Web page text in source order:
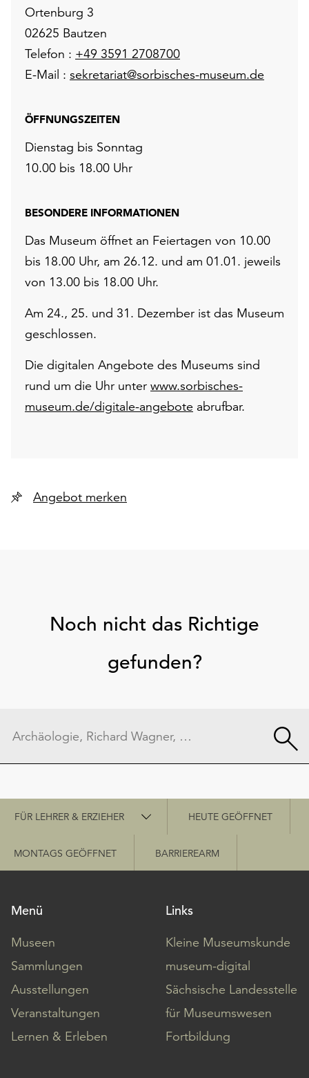
Ortenburg 3
02625 Bautzen
Telefon : +49 3591 2708700
E-Mail : sekretariat@sorbisches-museum.de
ÖFFNUNGSZEITEN
Dienstag bis Sonntag
10.00 bis 18.00 Uhr
BESONDERE INFORMATIONEN
Das Museum öffnet an Feiertagen von 10.00
bis 18.00 Uhr, am 26.12. und am 01.01. jeweils
von 13.00 bis 18.00 Uhr.
Am 24., 25. und 31. Dezember ist das Museum
geschlossen.
Die digitalen Angebote des Museums sind
rund um die Uhr unter www.sorbisches-
museum.de/digitale-angebote abrufbar.
Angebot merken
Noch nicht das Richtige
gefunden?
Schnellzugriff
FÜR LEHRER & ERZIEHER HEUTE GEÖFFNET
MONTAGS GEÖFFNET BARRIEREARM
Menü
Museen
Sammlungen
Ausstellungen
Veranstaltungen
Lernen & Erleben
Links
Kleine Museumskunde
museum-digital
Sächsische Landesstelle
für Museumswesen
Fortbildung